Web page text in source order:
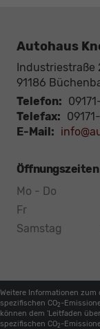
Autohaus
Industriestraße
91186
Telefon:
Telefax:
E-Mail:
Öffnungszeiten
Mo - Do
Fr
Samstag
Weitere Informationen
spezifischen CO2 -
können dem 'Leitfaden
spezifischen CO2 -